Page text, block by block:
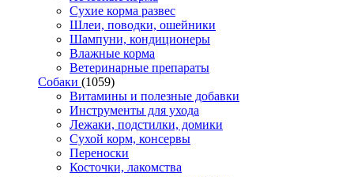
Сухие корма развес
Шлеи, поводки, ошейники
Шампуни, кондиционеры
Влажные корма
Ветеринарные препараты
Собаки (1059)
Витамины и полезные добавки
Инструменты для ухода
Лежаки, подстилки, домики
Сухой корм, консервы
Переноски
Косточки, лакомства